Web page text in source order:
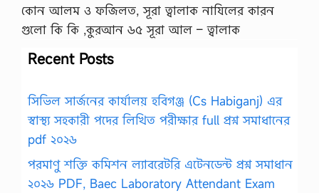
কোন আলম ও ফজিলত, সূরা ত্বালাক নাযিলের কারন
গুলো কি কি ,কুরআন ৬৫ সূরা আল – ত্বালাক
Recent Posts
সিভিল সার্জনের কার্যালয় হবিগঞ্জ (Cs Habiganj) এর
স্বাস্থ্য সহকারী পদের লিখিত পরীক্ষার full প্রশ্ন সমাধানের
pdf ২০২৬
পরমাণু শক্তি কমিশন ল্যাবরেটরি এটেনডেন্ট প্রশ্ন সমাধান
২০২৬ PDF, Baec Laboratory Attendant Exam